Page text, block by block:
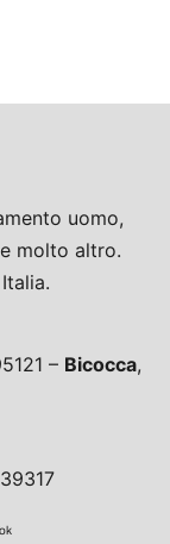
uomo,
molto altro.
– Bicocca,